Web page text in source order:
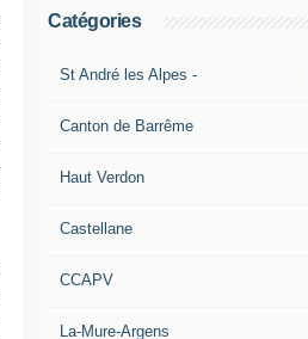
Catégories
St André les Alpes -
Canton de Barrême
Haut Verdon
Castellane
CCAPV
La-Mure-Argens